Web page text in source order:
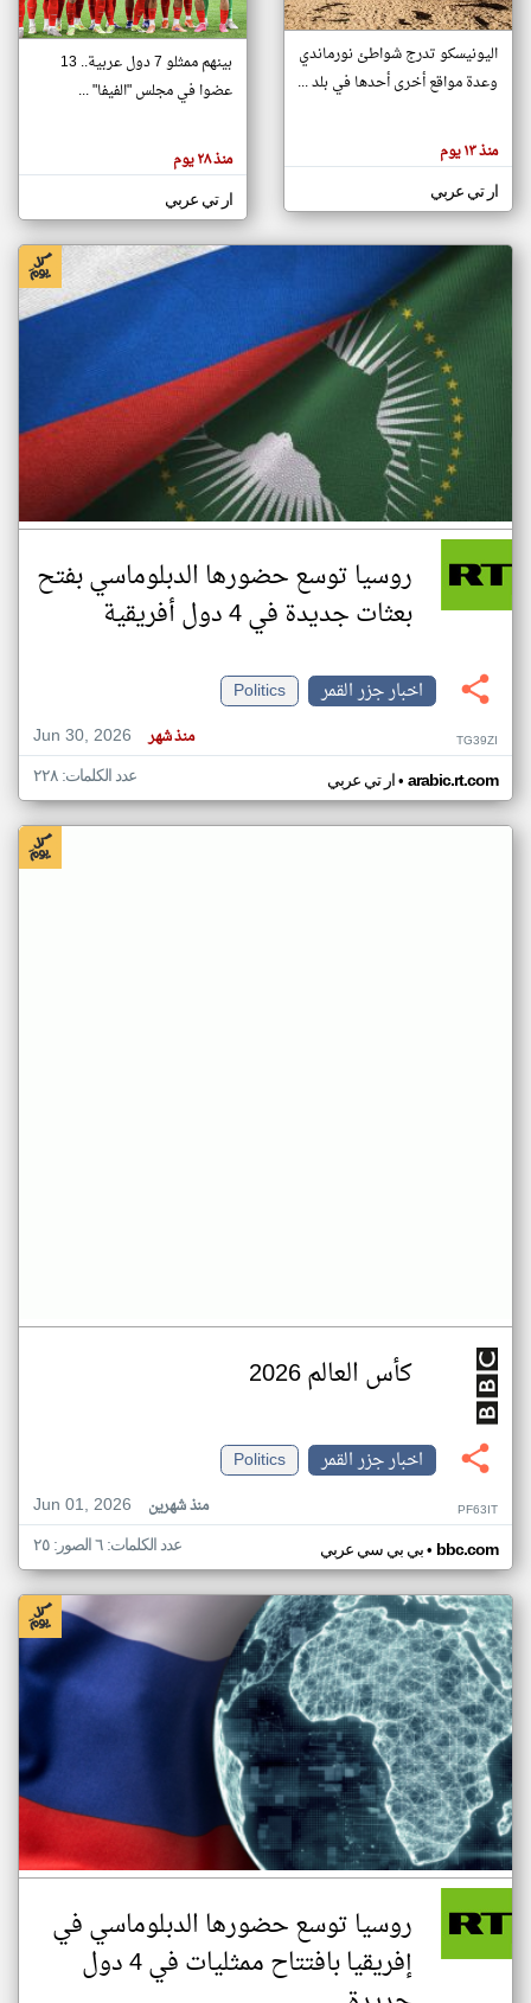
تغيير الدولة
اخبار جزر القمر على مدار الساعة
أهم اخبار جزر القمر العاجلة والمباشرة
هنا عن
وجهة
كاتبيها.
اليونيسكو تدرج شواطئ نورماندي
وعدة مواقع أخرى أحدها في بلد ...
منذ ١٣ يوم
ار تي عربي
بينهم ممثلو 7 دول عربية.. 13
عضوا في مجلس "الفيفا" ...
منذ ٢٨ يوم
ار تي عربي
روسيا توسع حضورها الدبلوماسي بفتح
بعثات جديدة في 4 دول أفريقية
اخبار جزر القمر
Politics
Jun 30, 2026
منذ شهر TG39ZI
ار تي عربي• arabic.rt.com عدد الكلمات: ٢٢٨
كأس العالم 2026
اخبار جزر القمر
Politics
Jun 01, 2026
منذ شهرين PF63IT
بي بي سي عربي• bbc.com عدد الكلمات: ٦ الصور: ٢٥
روسيا توسع حضورها الدبلوماسي في
إفريقيا بافتتاح ممثليات في 4 دول
klyoum.com